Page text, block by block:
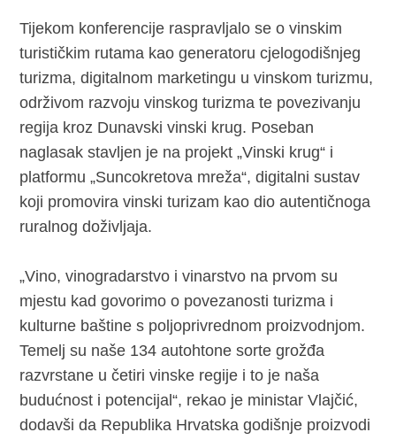
Tijekom konferencije raspravljalo se o vinskim
turističkim rutama kao generatoru cjelogodišnjeg
turizma, digitalnom marketingu u vinskom turizmu,
održivom razvoju vinskog turizma te povezivanju
regija kroz Dunavski vinski krug. Poseban
naglasak stavljen je na projekt „Vinski krug“ i
platformu „Suncokretova mreža“, digitalni sustav
koji promovira vinski turizam kao dio autentičnoga
ruralnog doživljaja.
„Vino, vinogradarstvo i vinarstvo na prvom su
mjestu kad govorimo o povezanosti turizma i
kulturne baštine s poljoprivrednom proizvodnjom.
Temelj su naše 134 autohtone sorte grožđa
razvrstane u četiri vinske regije i to je naša
budućnost i potencijal“, rekao je ministar Vlajčić,
dodavši da Republika Hrvatska godišnje proizvodi